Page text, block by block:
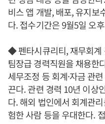
비스 앱 개발, 배포, 유지보
다. 접수기간은 9월5일 오
◆ 펜타시큐리티, 재무회계
팀장급 경력직원을 채용한
세무조정 등 회계·자금 관
끈다. 관련 경력 10년 이상
다. 해외 법인에서 회계관
험한 사람 등을 우대한다.